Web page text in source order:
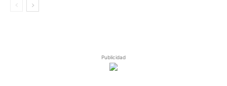
Publicidad